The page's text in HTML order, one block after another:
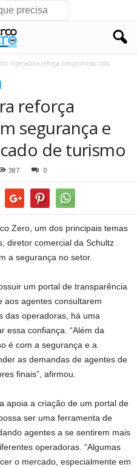
Operadora reforça compromisso com
reforça
segurança e
de turismo
387 0
Zero, um dos principais temas
diretor comercial da Schultz
a segurança no setor.
um portal de transparência
aos agentes consultarem
das operadoras, há uma
essa confiança. “Além da
é com a segurança e a
as demandas de agentes de
finais”, afirmou.
apoia a criação de um portal de
ser uma ferramenta de
agentes a se sentirem mais
operadoras. “Algumas
o mercado, especialmente em